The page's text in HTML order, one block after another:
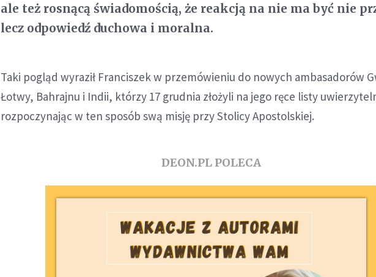
ale też rosnącą świadomością, że reakcją na nie ma być nie
lecz odpowiedź duchowa i moralna.
Taki pogląd wyraził Franciszek w przemówieniu do nowych ambasadorów
Łotwy, Bahrajnu i Indii, którzy 17 grudnia złożyli na jego ręce listy
rozpoczynając w ten sposób swą misję przy Stolicy Apostolskiej.
DEON.PL POLECA